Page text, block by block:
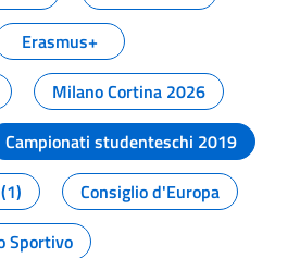
Erasmus+
Milano Cortina 2026
Campionati studenteschi 2019
Consiglio d'Europa
Sportivo